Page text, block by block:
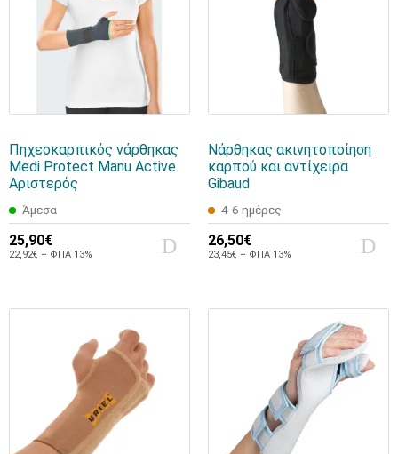
Πηχεοκαρπικός νάρθηκας
Medi Protect Manu Active
Αριστερός
Άμεσα
25,90€
22,92€ + ΦΠΑ 13%
Νάρθηκας ακινητοποίηση
καρπού και αντίχειρα
Gibaud
4-6 ημέρες
26,50€
23,45€ + ΦΠΑ 13%